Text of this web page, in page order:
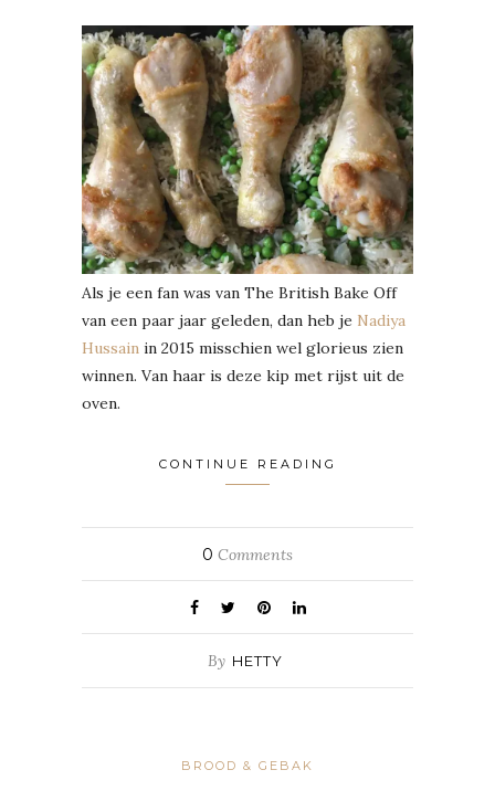
Als je een fan was van The British Bake Off
van een paar jaar geleden, dan heb je Nadiya
Hussain in 2015 misschien wel glorieus zien
winnen. Van haar is deze kip met rijst uit de
oven.
CONTINUE READING
0 Comments
By HETTY
BROOD & GEBAK